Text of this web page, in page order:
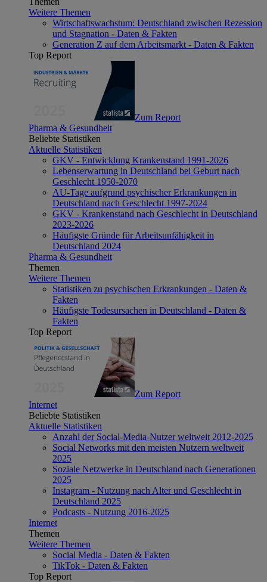
Weitere Themen
Wirtschaftswachstum: Deutschland zwischen Rezession
und Stagnation - Daten & Fakten
Generation Z auf dem Arbeitsmarkt - Daten & Fakten
Top Report
Zum Report
Pharma & Gesundheit
Beliebte Statistiken
Aktuelle Statistiken
GKV - Entwicklung Krankenstand 1991-2026
Lebenserwartung in Deutschland bei Geburt nach
Geschlecht 1950-2070
AU-Tage aufgrund psychischer Erkrankungen in
Deutschland nach Geschlecht 1997-2024
GKV - Krankenstand nach Geschlecht in Deutschland
2023-2026
Häufigste Gründe für Arbeitsunfähigkeit in
Deutschland 2024
Pharma & Gesundheit
Themen
Weitere Themen
Statistiken zu psychischen Erkrankungen - Daten &
Fakten
Häufigste Todesursachen in Deutschland - Daten &
Fakten
Top Report
Zum Report
Internet
Beliebte Statistiken
Aktuelle Statistiken
Anzahl der Social-Media-Nutzer weltweit 2012-2025
Social Networks mit den meisten Nutzern weltweit
2025
Soziale Netzwerke in Deutschland nach Generationen
2025
Instagram - Nutzung nach Alter und Geschlecht in
Deutschland 2025
Podcasts - Nutzung 2016-2025
Internet
Themen
Weitere Themen
Social Media - Daten & Fakten
TikTok - Daten & Fakten
Top Report